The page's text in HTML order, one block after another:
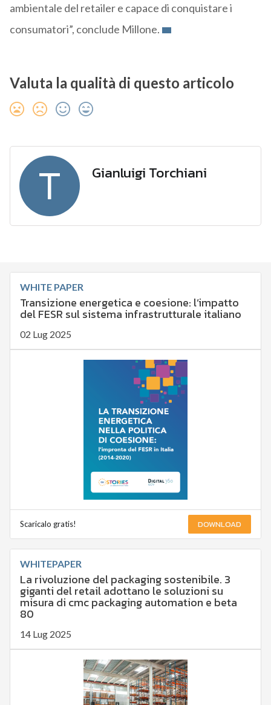
ambientale del retailer e capace di conquistare i
consumatori”, conclude Millone.
Valuta la qualità di questo articolo
T Gianluigi Torchiani
WHITE PAPER
Transizione energetica e coesione: l’impatto
del FESR sul sistema infrastrutturale italiano
02 Lug 2025
Scaricalo gratis! DOWNLOAD
WHITEPAPER
La rivoluzione del packaging sostenibile. 3
giganti del retail adottano le soluzioni su
misura di cmc packaging automation e beta
80
14 Lug 2025